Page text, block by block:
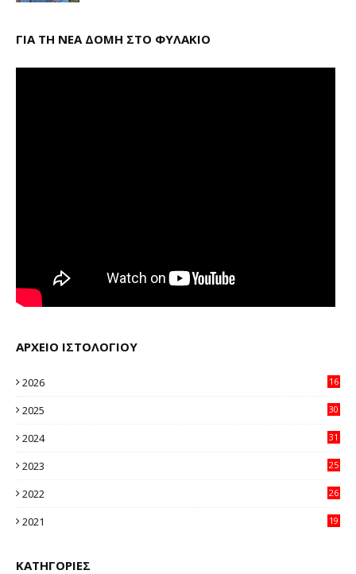
ΓΙΑ ΤΗ ΝΕΑ ΔΟΜΗ ΣΤΟ ΦΥΛΑΚΙΟ
ΑΡΧΕΙΟ ΙΣΤΟΛΟΓΙΟΥ
2026
16
2025
30
2024
31
2023
25
2022
26
2021
19
ΚΑΤΗΓΟΡΙΕΣ